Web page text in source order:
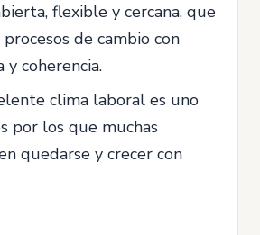
flexible y cercana, que
de cambio con
y coherencia.
clima laboral es uno
por los que muchas
quedarse y crecer con